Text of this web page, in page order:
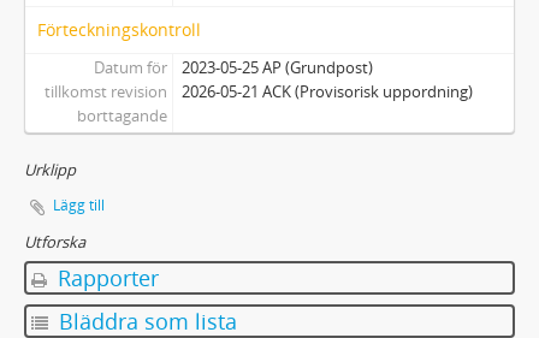
Förteckningskontroll
Datum för
tillkomst revision
borttagande
2023-05-25 AP (Grundpost)
2026-05-21 ACK (Provisorisk uppordning)
Urklipp
Lägg till
Utforska
Rapporter
Bläddra som lista